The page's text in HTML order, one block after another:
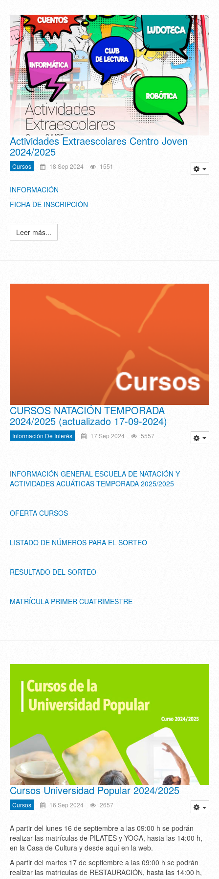
Actividades Extraescolares Centro Joven
2024/2025
Cursos 18 Sep 2024 1551
INFORMACIÓN
FICHA DE INSCRIPCIÓN
Leer más...
CURSOS NATACIÓN TEMPORADA
2024/2025 (actualizado 17-09-2024)
Información De Interés 17 Sep 2024 5557
INFORMACIÓN GENERAL ESCUELA DE NATACIÓN Y
ACTIVIDADES ACUÁTICAS TEMPORADA 2025/2025
OFERTA CURSOS
LISTADO DE NÚMEROS PARA EL SORTEO
RESULTADO DEL SORTEO
MATRÍCULA PRIMER CUATRIMESTRE
Cursos Universidad Popular 2024/2025
Cursos 16 Sep 2024 2657
A partir del lunes 16 de septiembre a las 09:00 h se podrán
realizar las matrículas de PILATES y YOGA, hasta las 14:00 h,
en la Casa de Cultura y desde aquí en la web.
A partir del martes 17 de septiembre a las 09:00 h se podrán
realizar las matrículas de RESTAURACIÓN, hasta las 14:00 h,